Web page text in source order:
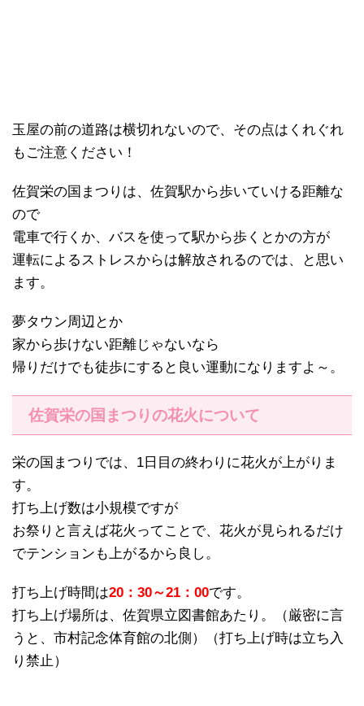
玉屋の前の道路は横切れないので、その点はくれぐれ
もご注意ください！
佐賀栄の国まつりは、佐賀駅から歩いていける距離な
ので
電車で行くか、バスを使って駅から歩くとかの方が
運転によるストレスからは解放されるのでは、と思い
ます。
夢タウン周辺とか
家から歩けない距離じゃないなら
帰りだけでも徒歩にすると良い運動になりますよ～。
佐賀栄の国まつりの花火について
栄の国まつりでは、1日目の終わりに花火が上がりま
す。
打ち上げ数は小規模ですが
お祭りと言えば花火ってことで、花火が見られるだけ
でテンションも上がるから良し。
打ち上げ時間は20：30～21：00です。
打ち上げ場所は、佐賀県立図書館あたり。（厳密に言
うと、市村記念体育館の北側）（打ち上げ時は立ち入
り禁止）